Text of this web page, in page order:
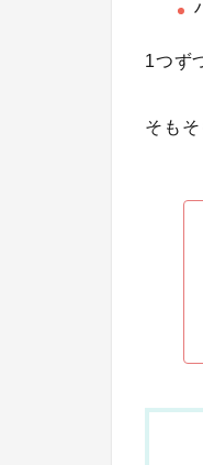
1つず
そも